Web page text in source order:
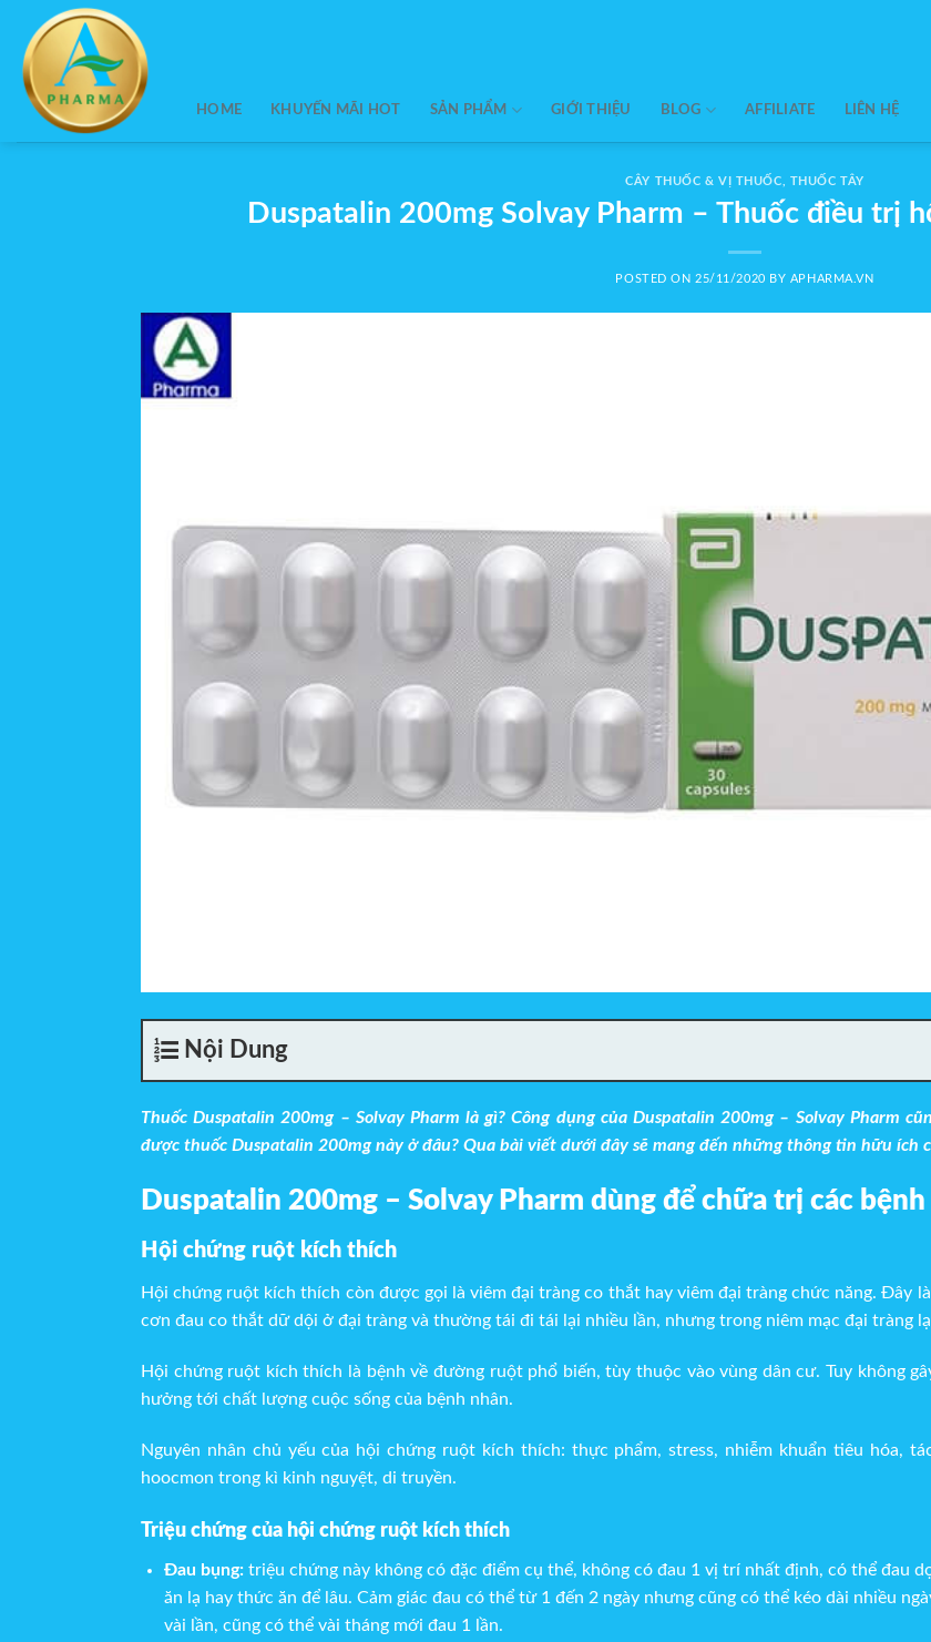
content
HOME KHUYẾN MÃI HOT SẢN PHẨM GIỚI THIỆU BLOG AFFILIATE LIÊN HỆ
CÂY THUỐC & VỊ THUỐC THUỐC TÂY
Duspatalin 200mg Solvay Pharm – Thuốc điều trị
POSTED ON 25/11/2020 BY APHARMA.VN
Nội Dung
Thuốc Duspatalin 200mg – Solvay Pharm là gì? Công dụng của Duspatalin 200mg – Solvay Pharm
được thuốc Duspatalin 200mg này ở đâu? Qua bài viết dưới đây sẽ mang đến những thông tin hữu ích
Duspatalin 200mg – Solvay Pharm dùng để chữa trị các bệnh
Hội chứng ruột kích thích
Hội chứng ruột kích thích còn được gọi là viêm đại tràng co thắt hay viêm đại tràng chức năng. Đây
cơn đau co thắt dữ dội ở đại tràng và thường tái đi tái lại nhiều lần, nhưng trong niêm mạc đại tràng
Hội chứng ruột kích thích là bệnh về đường ruột phổ biến, tùy thuộc vào vùng dân cư. Tuy không
hưởng tới chất lượng cuộc sống của bệnh nhân.
Nguyên nhân chủ yếu của hội chứng ruột kích thích: thực phẩm, stress, nhiễm khuẩn tiêu hóa,
hoocmon trong kì kinh nguyệt, di truyền.
Triệu chứng của hội chứng ruột kích thích
Đau bụng:triệu chứng này không có đặc điểm cụ thể, không có đau 1 vị trí nhất định, có thể đau
ăn lạ hay thức ăn để lâu. Cảm giác đau có thể từ 1 đến 2 ngày nhưng cũng có thể kéo dài nhiều
vài lần, cũng có thể vài tháng mới đau 1 lần.